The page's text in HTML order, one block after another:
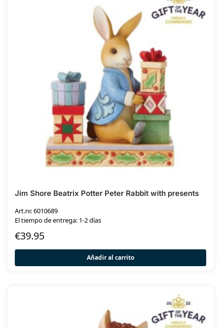
Jim Shore Beatrix Potter Peter Rabbit with presents
Art.nr. 6010689
El tiempo de entrega: 1-2 días
€39.95
Añadir al carrito